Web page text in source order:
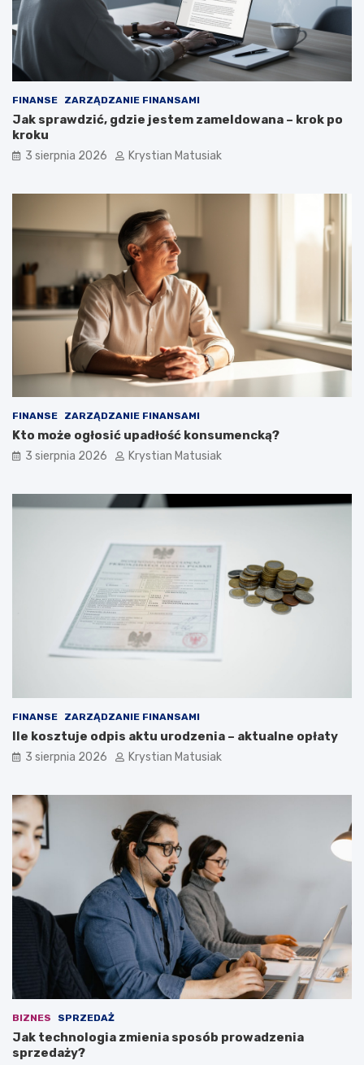
FINANSE ZARZĄDZANIE FINANSAMI
Jak sprawdzić, gdzie jestem zameldowana – krok po
kroku
3 sierpnia 2026 Krystian Matusiak
FINANSE ZARZĄDZANIE FINANSAMI
Kto może ogłosić upadłość konsumencką?
3 sierpnia 2026 Krystian Matusiak
FINANSE ZARZĄDZANIE FINANSAMI
Ile kosztuje odpis aktu urodzenia – aktualne opłaty
3 sierpnia 2026 Krystian Matusiak
BIZNES SPRZEDAŻ
Jak technologia zmienia sposób prowadzenia
sprzedaży?